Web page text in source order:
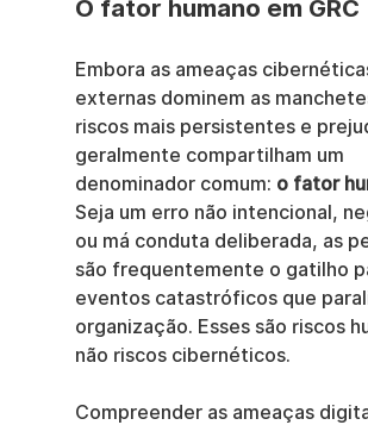
O fator humano em GRC
Embora as ameaças
externas dominem as
riscos mais persistentes e
geralmente compartilham um
denominador comum: o fator
Seja um erro não intencional,
ou má conduta deliberada, as
são frequentemente o gatilho
eventos catastróficos que
organização. Esses são riscos
não riscos cibernéticos.
Compreender as ameaças